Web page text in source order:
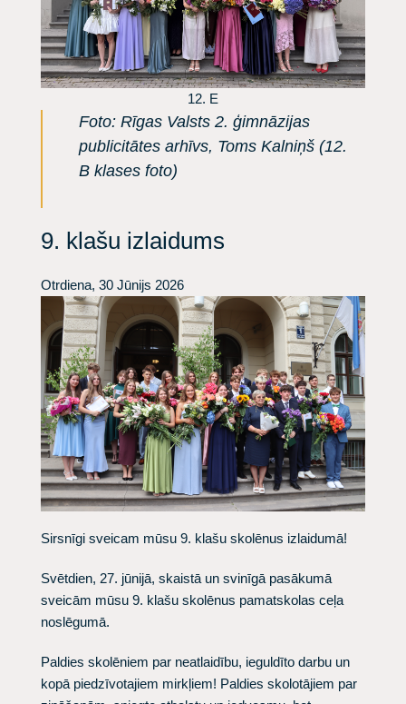
12. E
Foto: Rīgas Valsts 2. ģimnāzijas
publicitātes arhīvs, Toms Kalniņš (12.
B klases foto)
9. klašu izlaidums
Otrdiena, 30 Jūnijs 2026
​Sirsnīgi sveicam mūsu 9. klašu skolēnus izlaidumā!
Svētdien, 27. jūnijā, skaistā un svinīgā pasākumā
sveicām mūsu 9. klašu skolēnus pamatskolas ceļa
noslēgumā.
Paldies skolēniem par neatlaidību, ieguldīto darbu un
kopā piedzīvotajiem mirkļiem! Paldies skolotājiem par